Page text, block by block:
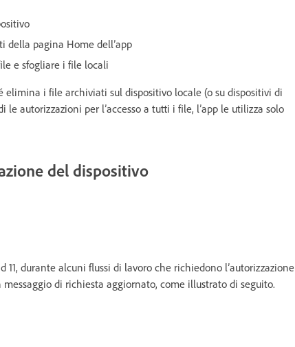
della pagina Home dell’app
e sfogliare i file locali
elimina i file archiviati sul dispositivo locale (o su dispositivi di
autorizzazioni per l’accesso a tutti i file, l’app le utilizza solo
del dispositivo
durante alcuni flussi di lavoro che richiedono l’autorizzazione
di richiesta aggiornato, come illustrato di seguito.